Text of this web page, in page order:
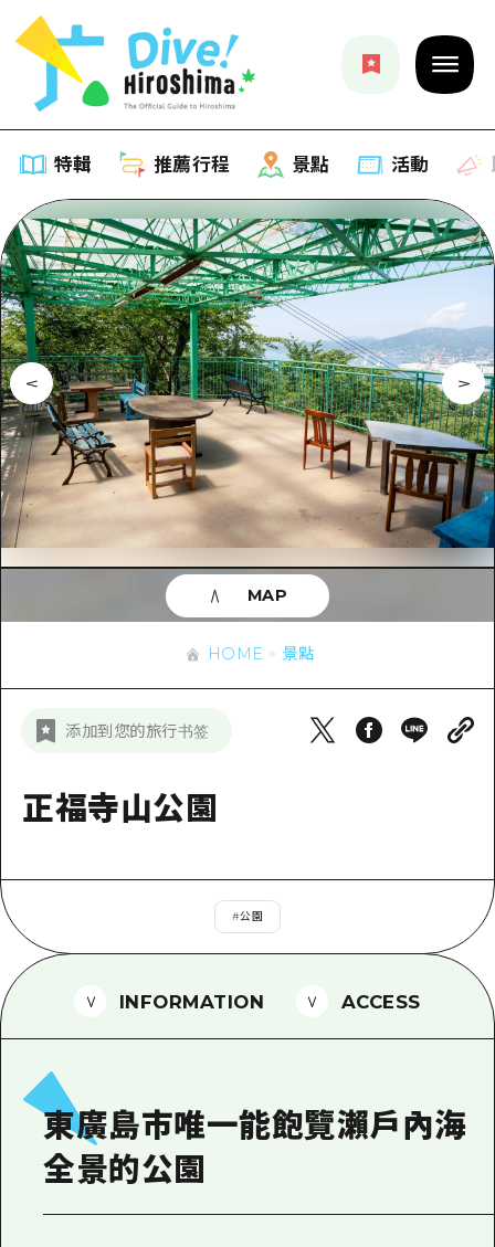
特輯 推薦行程 景點 活動
特輯
列表
推薦
藝術
活動·廟會
美食·酒水
騎自行車
購物
運動
夜晚生活
標準
治癒
推薦行程
列表
Dive! Hiroshima 官方向導
廣島隨意旅行
廣島市內
安芸
答對了
宮島周邊
短途旅行
1晚2天
2晚3天
景點
列表
廣島市內
安芸
答對了
美北
東山口
活動
即時訊息
有用的信息
列表
超值遊覽門票
廣島免費 Wi-Fi
常見問題
照片下載
新聞
HOME 景點
添加到您的旅行书签
正福寺山公園
#公園
MAP
INFORMATION ACCESS
東廣島市唯一能飽覽瀨戶內海
全景的公園